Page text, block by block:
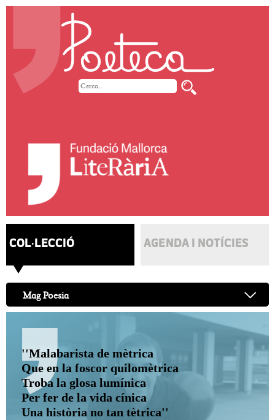
COL·LECCIÓ AGENDA I NOTÍCIES
Mag Poesia
''Malabarista de mètrica
Que en la foscor quilomètrica
Troba la glosa lumínica
Per fer de la vida cínica
Una història no tan tètrica''